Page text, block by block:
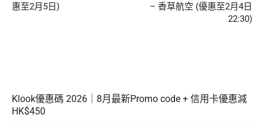
惠至2月5日)
– 香草航空 (優惠至2月4日
22:30)
Klook優惠碼 2026｜8月最新Promo code + 信用卡優惠減
HK$450